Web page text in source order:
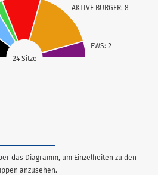
24 Sitze
AKTIVE BÜRGER: 8
FWS: 2
das Diagramm, um Einzelheiten zu den
anzusehen.